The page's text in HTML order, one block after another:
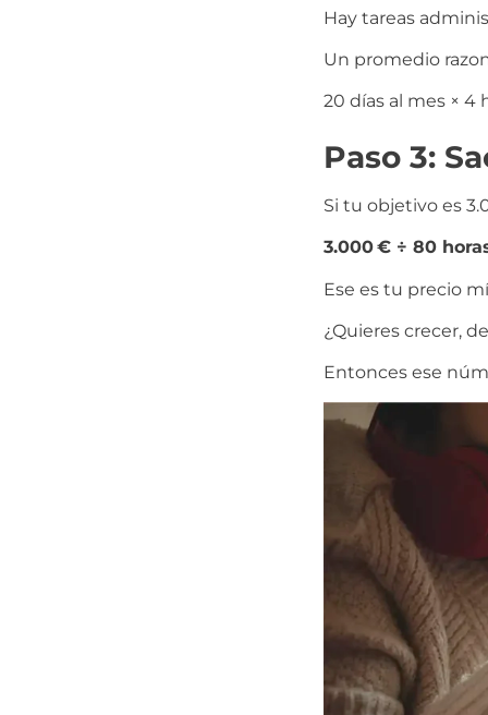
Hay tareas
Un promedio
20 días al mes × 4
Paso 3:
Si tu objetivo es
3.000 € ÷ 80
Ese es tu precio
¿Quieres crecer,
Entonces ese